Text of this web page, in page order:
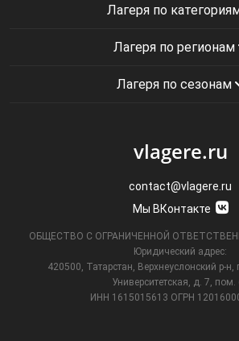
Лагеря по
Лагеря по регионам
Лагеря по сезонам
vlagere.ru
contact@vlagere.ru
Мы ВКонтакте
ОБЩЕСТВО С ОГРАНИЧЕННОЙ
Юридический адрес:
420500, Татарстан, Верхнеуслонский р-н,
Университетская,
д. 7, пом.
ИНН 1615015613 ОГРН